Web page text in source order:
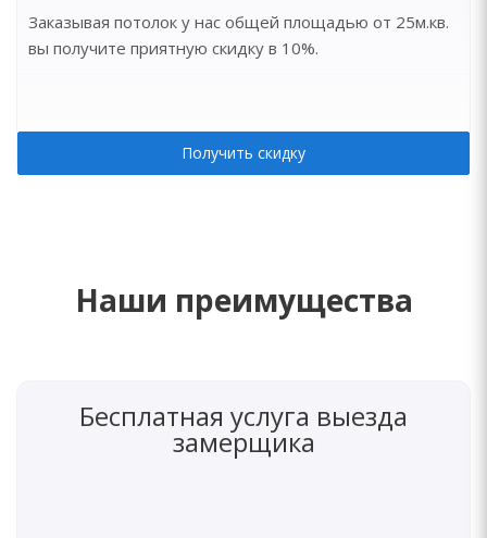
Заказывая потолок у нас общей площадью от 25м.кв.
вы получите приятную скидку в 10%.
Получить скидку
Наши преимущества
Бесплатная услуга выезда
замерщика